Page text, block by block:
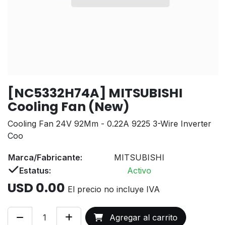
[NC5332H74A] MITSUBISHI
Cooling Fan (New)
Cooling Fan 24V 92Mm - 0.22A 9225 3-Wire Inverter
Coo
Marca/Fabricante:
MITSUBISHI
Estatus:
Activo
USD 0.00 El precio no incluye IVA
Agregar al carrito